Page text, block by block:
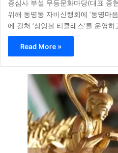
증심사 부설 무등문화마당(대표 중
위해 동명동 자비신행회에 ‘동명마
에 걸쳐 ‘싱잉볼 티클래스’를 운영
Read More »